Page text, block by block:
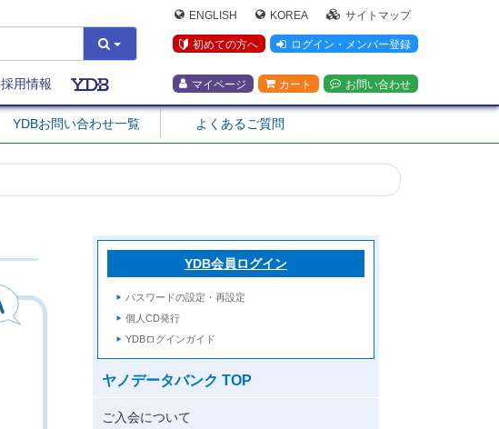
ENGLISH KOREA サイトマップ
初めての方へ ログイン・メンバー登録
マイページ カート お問い合わせ
採用情報
YDBお問い合わせ一覧 よくあるご質問
YDB会員ログイン
パスワードの設定・再設定
個人CD発行
YDBログインガイド
ヤノデータバンク TOP
ご入会について